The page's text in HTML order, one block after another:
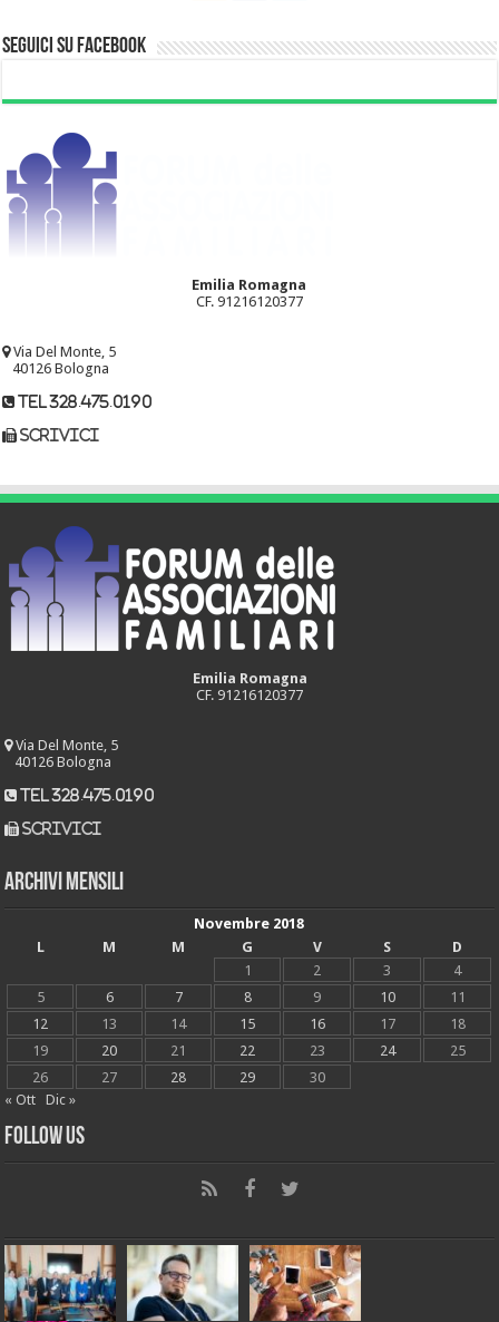
Seguici su Facebook
Emilia Romagna
CF. 91216120377
Via Del Monte, 5
40126 Bologna
tel 328.475.0190
scrivici
Emilia Romagna
CF. 91216120377
Via Del Monte, 5
40126 Bologna
tel 328.475.0190
scrivici
Archivi mensili
Novembre 2018
L
M M G V S
D
1
2 3
4
5
6 7 8 9 10
11
12
13 14 15 16 17
18
19
20 21 22 23 24
25
26
27 28 29
30
« Ott
Dic »
Follow Us